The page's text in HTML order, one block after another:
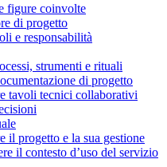
figure coinvolte
di progetto
e responsabilità
strumenti e rituali
di progetto
tavoli tecnici collaborativi
il progetto e la sua gestione
il contesto d’uso del servizio